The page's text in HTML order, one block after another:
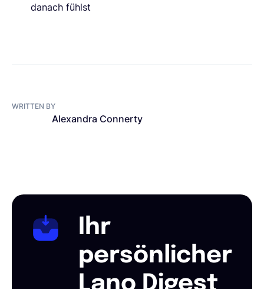
danach fühlst
WRITTEN BY
Alexandra Connerty
Ihr
persönlicher
Lano Digest